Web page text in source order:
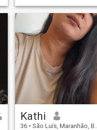
Kathi
36 • São Luís, Maranhão, Brasilien